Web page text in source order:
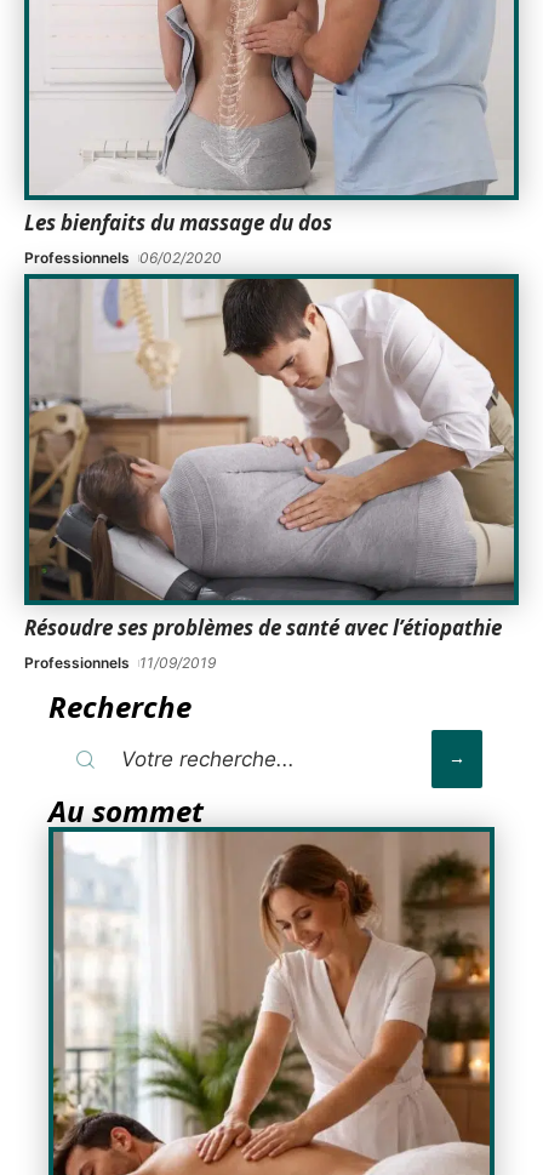
Les bienfaits du massage du dos
Professionnels 06/02/2020
Résoudre ses problèmes de santé avec l’étiopathie
Professionnels 11/09/2019
Recherche
Au sommet